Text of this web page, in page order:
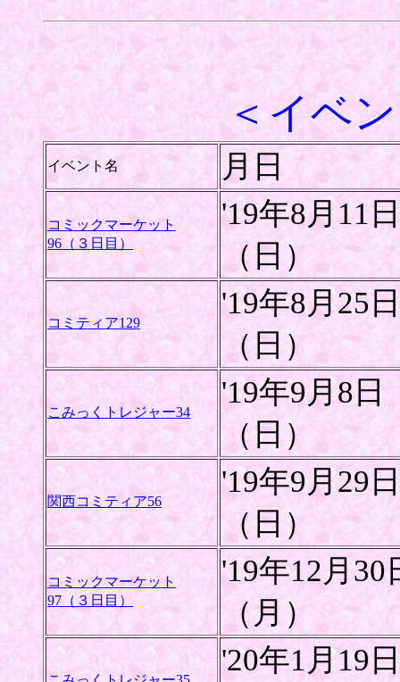
＜イベ
イベント名 月日
コミックマーケット
96（３日目）
'19年8月11日
（日）
コミティア129
'19年8月25日
（日）
こみっくトレジャー34
'19年9月8日
（日）
関西コミティア56
'19年9月29日
（日）
コミックマーケット
97（３日目）
'19年12月30
（月）
'20年1月19日